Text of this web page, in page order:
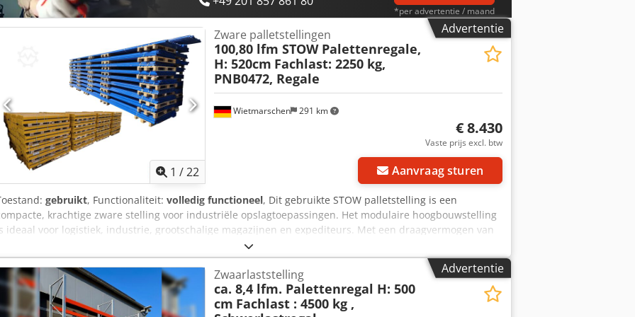
aanbeveling : Laat ons weten wat u nodig hebt... Wij helpen u graag bij het realiseren van uw
van planning en bestelling tot installatie.
*per advertentie / maand
Advertentie
1 /22
Wietmarschen 291 km
Zware palletstellingen
100,80 lfm STOW Palettenregale,
H: 520cm Fachlast: 2250 kg,
PNB0472, Regale
€ 8.430
Vaste prijs excl. btw
Aanvraag sturen
gebruikt, Functionaliteit: volledig functioneel, Dit gebruikte STOW palletstelling is een
krachtige zware stelling voor industriële opslagtoepassingen. Het modulaire hoogbouwstelling
ideaal voor logistiek, industrie, grootschalige magazijnen en expediteurs. Met een draagvermogen van
2.250 kg per niveau en een veldbelasting tot 9.000 kg biedt dit direct beschikbare palletstellingsysteem
efficiënte oplossing voor de opslag van europallets en zware ladingseenheden. PRODUCTDETAILS: -
Hoogte: ca. 520 cm - Diepte: ca. 110 cm - Lengte: ca. 10.080 cm - Niveaudraagvermogen: 2.250 kg -
ca. 270 x 12 x 5 cm PNB0472 - Kleur traverses: geel gelakt - Staanders: ca. 520 x 110 cm,
- Kleur staanders: blauw gelakt - Niveaus: vloer + 2 - Palletplaatsen: 333 incl.
Advertentie
Zwaarlaststelling
ca. 8,4 lfm. Palettenregal H: 500
cm Fachlast : 4500 kg ,